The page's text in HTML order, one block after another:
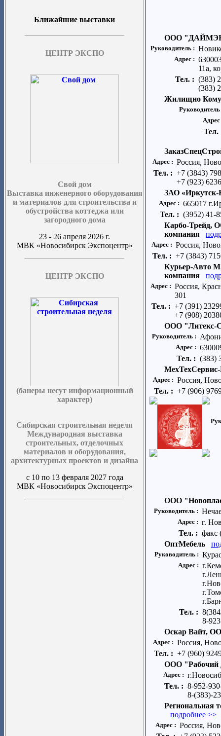
Ближайшие выставки
ЦЕНТР ЭКСПО
Свой дом
Выставка инженерного оборудования
и материалов для строительства и
обустройства коттеджа или
загородного дома
23 - 26 апреля 2026 г.
МВК «Новосибирск Экспоцентр»
ЦЕНТР ЭКСПО
(банеры несут информационный
характер)
Сибирская строительная неделя
Международная выставка
строительных, отделочных
материалов и оборудования,
архитектурных проектов и дизайна
с 10 по 13 февраля 2027 года
МВК «Новосибирск Экспоцентр»
ООО
Руководитель :
Адрес :
11а,
Тел. : (383)
(383)
Жилищно
Адрес : Россия,
Тел. : +7 (3843)
+7 (923)
ЗАО «Иркутск-
Адрес : 665017
Тел. : (3952) 41-
Карбо-Трейд,
компания
Адрес : Россия,
Тел. : +7 (3843)
Курьер-Авто
компания
Адрес : Россия,
301
Тел. : +7 (391)
+7 (908)
ООО "Литекс-
Руководитель :
Адрес :
Тел. : (383)
Адрес : Россия,
Тел. : +7 (906)
ООО
Руководитель :
Адрес : г.
Тел. : факс
ОптМебель
Руководитель :
Адрес :
Тел. :
8-
Оскар Вайт,
Адрес : Россия,
Тел. : +7 (960)
ООО "Рабочий
Адрес :
Тел. : 8-952-
8-(383)-
Региональная
подробнее >>
Адрес : Россия,